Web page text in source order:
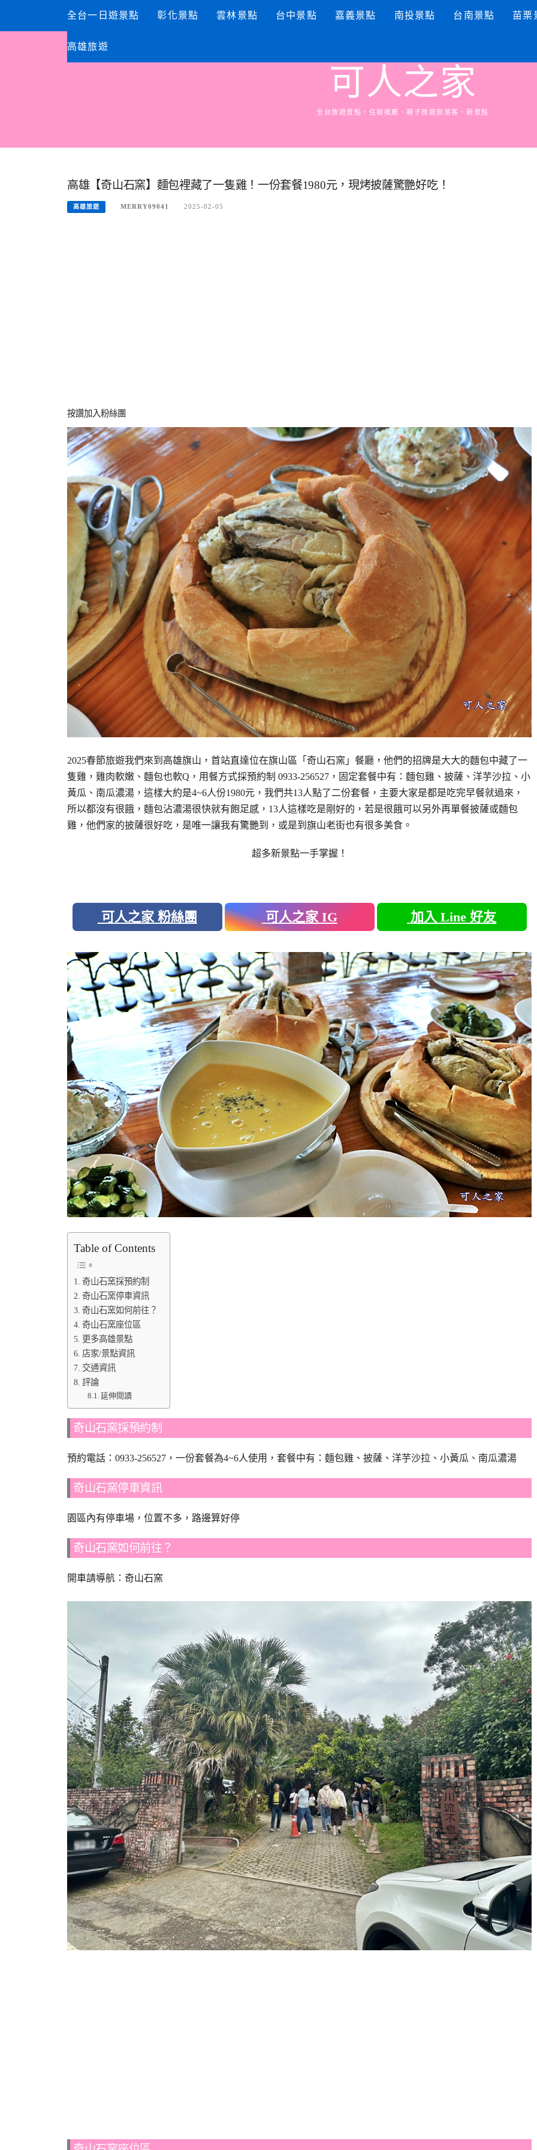
content
全台一日遊景點 彰化景點 雲林景點 台中景點 嘉義景點 南投景點 台南景點 苗栗
高雄旅遊
可人之家
全台旅遊景點，住宿推薦、親子旅遊部落客、新景點
高雄【奇山石窯】麵包裡藏了一隻雞！一份套餐1980元，現烤披薩驚艷好吃！
高雄旅遊 MERRY09041 2025-02-05
按讚加入粉絲團
2025春節旅遊我們來到高雄旗山，首站直達位在旗山區「奇山石窯」餐廳，他們的招牌是大大的麵包中藏了一
隻雞，雞肉軟嫩、麵包也軟Q，用餐方式採預約制 0933-256527，固定套餐中有：麵包雞、披薩、洋芋沙拉、小
黃瓜、南瓜濃湯，這樣大約是4~6人份1980元，我們共13人點了二份套餐，主要大家是都是吃完早餐就過來，
所以都沒有很餓，麵包沾濃湯很快就有飽足感，13人這樣吃是剛好的，若是很餓可以另外再單餐披薩或麵包
雞，他們家的披薩很好吃，是唯一讓我有驚艷到，或是到旗山老街也有很多美食。
超多新景點一手掌握！
可人之家 粉絲團 可人之家 IG 加入 Line 好友
Table of Contents
奇山石窯採預約制
奇山石窯停車資訊
奇山石窯如何前往？
奇山石窯座位區
更多高雄景點
店家/景點資訊
交通資訊
評論
延伸閱讀
奇山石窯採預約制
預約電話：0933-256527，一份套餐為4~6人使用，套餐中有：麵包雞、披薩、洋芋沙拉、小黃瓜、南瓜濃湯
奇山石窯停車資訊
園區內有停車場，位置不多，路邊算好停
奇山石窯如何前往？
開車請導航：奇山石窯